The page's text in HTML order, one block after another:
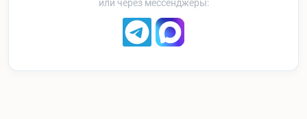
или через мессенджеры: